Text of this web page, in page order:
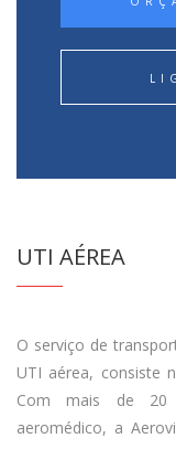
UTI AÉREA
O serviço de
UTI aérea, consiste
Com mais de 20
aeromédico, a